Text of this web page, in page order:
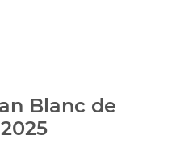
Blanc de